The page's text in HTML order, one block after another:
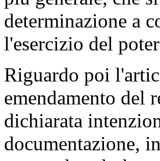
La questione
più generale, che
determinazione a
l'esercizio del
Riguardo poi
emendamento del